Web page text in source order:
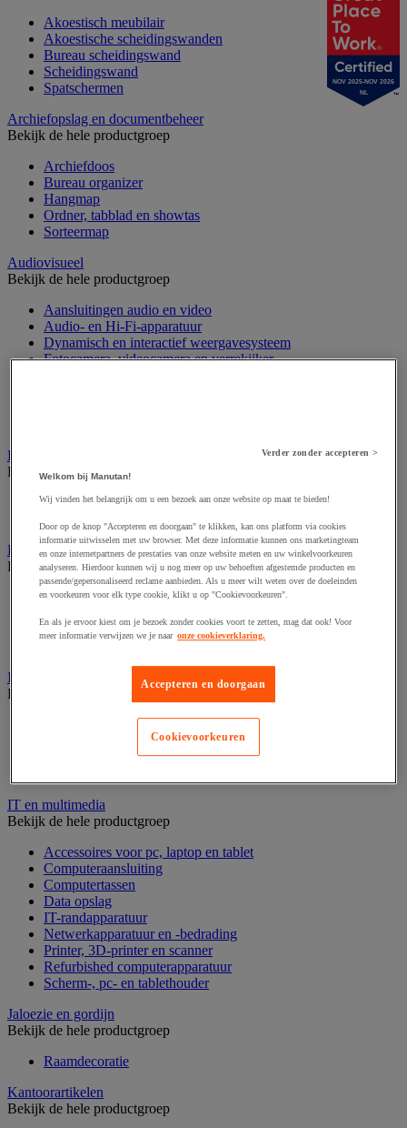
Akoestisch meubilair
Akoestische scheidingswanden
Bureau scheidingswand
Scheidingswand
Spatschermen
Archiefopslag en documentbeheer
Bekijk de hele productgroep
Archiefdoos
Bureau organizer
Hangmap
Ordner, tabblad en showtas
Sorteermap
Audiovisueel
Bekijk de hele productgroep
Aansluitingen audio en video
Audio- en Hi-Fi-apparatuur
Dynamisch en interactief weergavesysteem
Fotocamera, videocamera en verrekijker
Bewegwijzering en aanduidingsborden
Bekijk de hele productgroep
Deurnaambord
Folderrek en -houder
Bekijk de hele productgroep
Folderrek
Tafel folderstandaard
Inname en beheer van geld
Bekijk de hele productgroep
Barcode scanner en accessoires
Biljettenteller/sorteerder en valsgelddetector
IT en multimedia
Bekijk de hele productgroep
Accessoires voor pc, laptop en tablet
Computeraansluiting
Computertassen
Data opslag
IT-randapparatuur
Netwerkapparatuur en -bedrading
Printer, 3D-printer en scanner
Refurbished computerapparatuur
Scherm-, pc- en tablethouder
Jaloezie en gordijn
Bekijk de hele productgroep
Raamdecoratie
Kantoorartikelen
Bekijk de hele productgroep
NOV 2025-NOV 2026
NL
Verder zonder accepteren >
Welkom bij Manutan!
Wij vinden het belangrijk om u een bezoek aan onze website op maat te bieden!
Door op de knop "Accepteren en doorgaan" te klikken, kan ons platform via cookies
informatie uitwisselen met uw browser. Met deze informatie kunnen ons marketingteam
en onze internetpartners de prestaties van onze website meten en uw winkelvoorkeuren
analyseren. Hierdoor kunnen wij u nog meer op uw behoeften afgestemde producten en
passende/gepersonaliseerd reclame aanbieden. Als u meer wilt weten over de doeleinden
en voorkeuren voor elk type cookie, klikt u op "Cookievoorkeuren".
En als je ervoor kiest om je bezoek zonder cookies voort te zetten, mag dat ook! Voor
meer informatie verwijzen we je naar onze cookieverklaring.
Accepteren en doorgaan
Cookievoorkeuren